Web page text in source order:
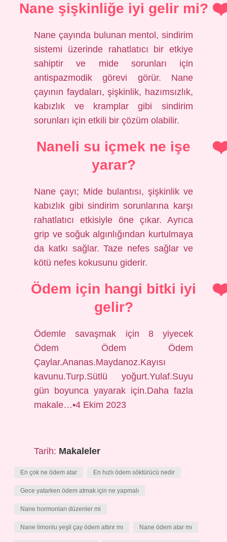
Nane şişkinliğe iyi gelir mi?
Nane çayında bulunan mentol, sindirim
sistemi üzerinde rahatlatıcı bir etkiye
sahiptir ve mide sorunları için
antispazmodik görevi görür. Nane
çayının faydaları, şişkinlik, hazımsızlık,
kabızlık ve kramplar gibi sindirim
sorunları için etkili bir çözüm olabilir.
Naneli su içmek ne işe
yarar?
Nane çayı; Mide bulantısı, şişkinlik ve
kabızlık gibi sindirim sorunlarına karşı
rahatlatıcı etkisiyle öne çıkar. Ayrıca
grip ve soğuk algınlığından kurtulmaya
da katkı sağlar. Taze nefes sağlar ve
kötü nefes kokusunu giderir.
Ödem için hangi bitki iyi
gelir?
Ödemle savaşmak için 8 yiyecek
Ödem Ödem Ödem
Çaylar.Ananas.Maydanoz.Kayısı
kavunu.Turp.Sütlü yoğurt.Yulaf.Suyu
gün boyunca yayarak için.Daha fazla
makale…•4 Ekim 2023
Tarih: Makaleler
En çok ne ödem atar En hızlı ödem söktürücü nedir
Gece yatarken ödem atmak için ne yapmalı
Nane hormonları düzenler mi
Nane limonlu yeşil çay ödem attırır mı Nane ödem atar mı